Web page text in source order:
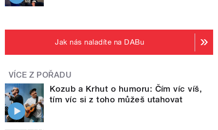
Jak nás naladíte na DABu
VÍCE Z POŘADU
Kozub a Krhut o humoru: Čím víc víš,
tím víc si z toho můžeš utahovat